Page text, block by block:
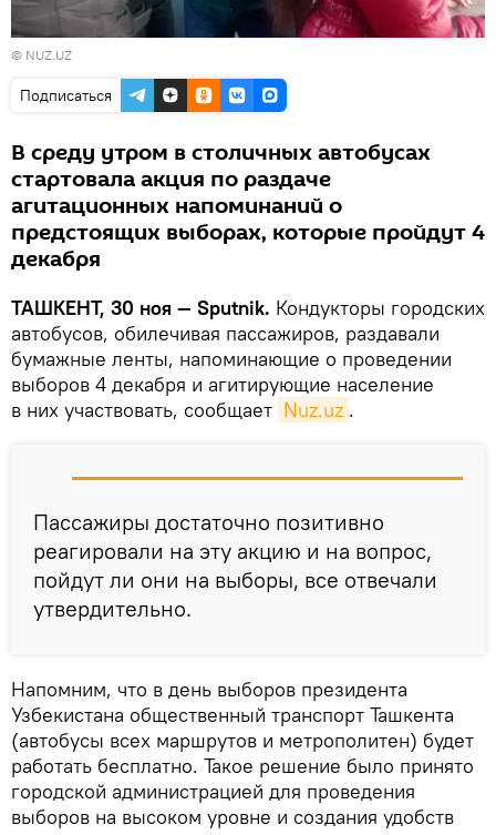
© NUZ.UZ
Подписаться
В среду утром в столичных автобусах
стартовала акция по раздаче
агитационных напоминаний о
предстоящих выборах, которые пройдут 4
декабря
ТАШКЕНТ, 30 ноя — Sputnik. Кондукторы городских
автобусов, обилечивая пассажиров, раздавали
бумажные ленты, напоминающие о проведении
выборов 4 декабря и агитирующие население
в них участвовать, сообщает Nuz.uz .
Пассажиры достаточно позитивно
реагировали на эту акцию и на вопрос,
пойдут ли они на выборы, все отвечали
утвердительно.
Напомним, что в день выборов президента
Узбекистана общественный транспорт Ташкента
(автобусы всех маршрутов и метрополитен) будет
работать бесплатно. Такое решение было принято
городской администрацией для проведения
выборов на высоком уровне и создания удобств